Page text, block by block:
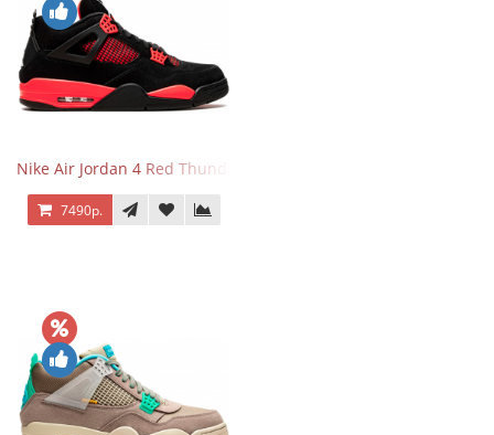
Nike Air Jordan 4 Red Thunder
7490р.